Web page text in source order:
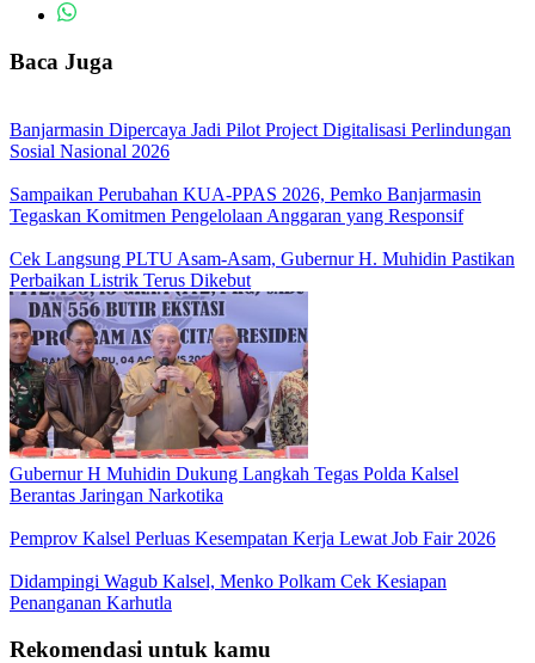
Baca Juga
Banjarmasin Dipercaya Jadi Pilot Project Digitalisasi Perlindungan
Sosial Nasional 2026
Sampaikan Perubahan KUA-PPAS 2026, Pemko Banjarmasin
Tegaskan Komitmen Pengelolaan Anggaran yang Responsif
Cek Langsung PLTU Asam-Asam, Gubernur H. Muhidin Pastikan
Perbaikan Listrik Terus Dikebut
Gubernur H Muhidin Dukung Langkah Tegas Polda Kalsel
Berantas Jaringan Narkotika
Pemprov Kalsel Perluas Kesempatan Kerja Lewat Job Fair 2026
Didampingi Wagub Kalsel, Menko Polkam Cek Kesiapan
Penanganan Karhutla
Rekomendasi untuk kamu